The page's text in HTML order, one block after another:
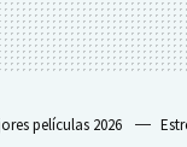
películas 2026